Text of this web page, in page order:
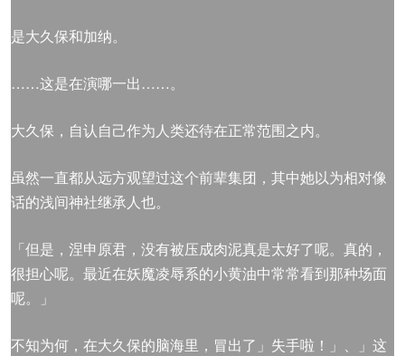
是大久保和加纳。
……这是在演哪一出……。
大久保，自认自己作为人类还待在正常范围之内。
虽然一直都从远方观望过这个前辈集团，其中她以为相对像
话的浅间神社继承人也。
「但是，涅申原君，没有被压成肉泥真是太好了呢。真的，
很担心呢。最近在妖魔凌辱系的小黄油中常常看到那种场面
呢。」
不知为何，在大久保的脑海里，冒出了」失手啦！」、」这